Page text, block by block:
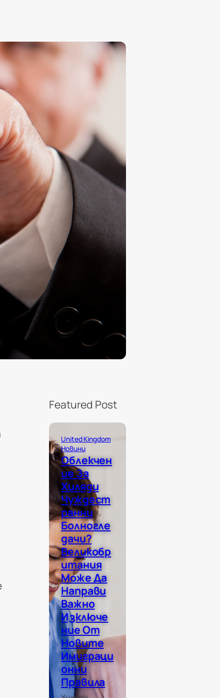
Featured Post
United Kingdom
Новини
Облекчен
Ие За
Хиляди
Чуждест
Ранни
Болногле
Дачи?
Великобр
Итания
Може Да
Направи
Важно
Изключе
Ние От
Новите
Имиграци
Онни
Правила